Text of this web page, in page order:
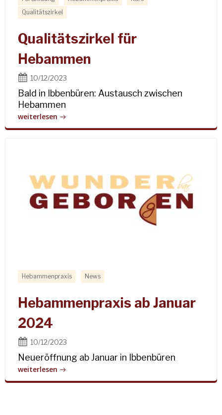
Qualitätszirkel
Qualitätszirkel für
Hebammen
10/12/2023
Bald in Ibbenbüren: Austausch zwischen
Hebammen
weiterlesen
Hebammenpraxis News
Hebammenpraxis ab Januar
2024
10/12/2023
Neueröffnung ab Januar in Ibbenbüren
weiterlesen